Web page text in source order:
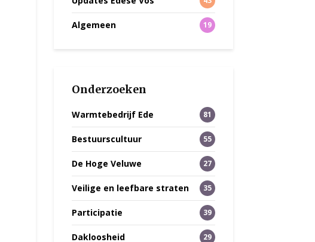
Algemeen 19
Onderzoeken
Warmtebedrijf Ede 81
Bestuurscultuur 55
De Hoge Veluwe 27
Veilige en leefbare straten 35
Participatie 39
Dakloosheid 29